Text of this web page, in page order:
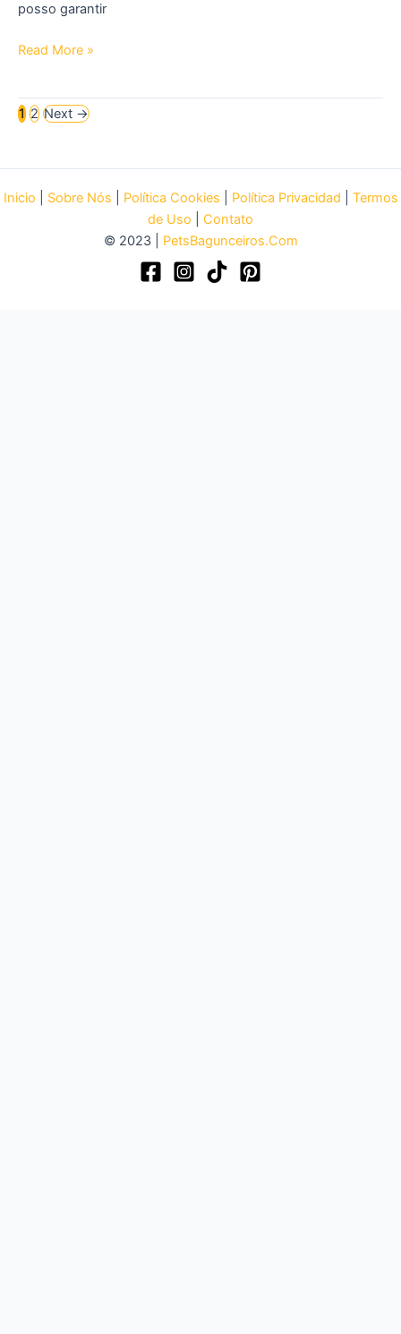
posso garantir
Banho
de
para
Read More »
1 2 Next →
Inicio Sobre Nós Política Cookies Política Privacidad
Termos
de Uso
Contato
© 2023 | PetsBagunceiros.Com